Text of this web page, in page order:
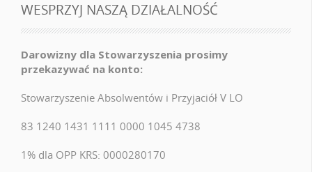
WESPRZYJ NASZĄ DZIAŁALNOŚĆ
Darowizny dla Stowarzyszenia prosimy
przekazywać na konto:
Stowarzyszenie Absolwentów i Przyjaciół V LO
83 1240 1431 1111 0000 1045 4738
1% dla OPP KRS: 0000280170